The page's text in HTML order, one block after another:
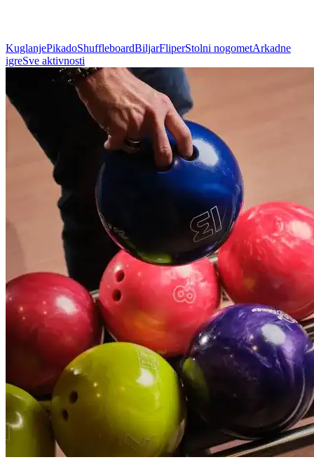
KuglanjePikadoShuffleboardBiljarFliperStolni nogometArkadne
igreSve aktivnosti